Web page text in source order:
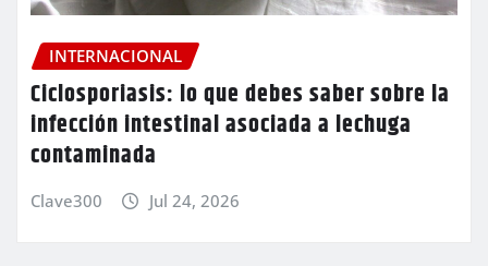
INTERNACIONAL
Ciclosporiasis: lo que debes saber sobre la
infección intestinal asociada a lechuga
contaminada
Clave300 Jul 24, 2026